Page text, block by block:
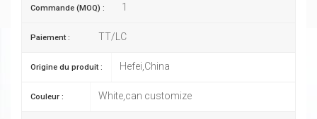
Commande (MOQ) : 1
Paiement : TT/LC
Origine du produit : Hefei,China
Couleur : White,can customize